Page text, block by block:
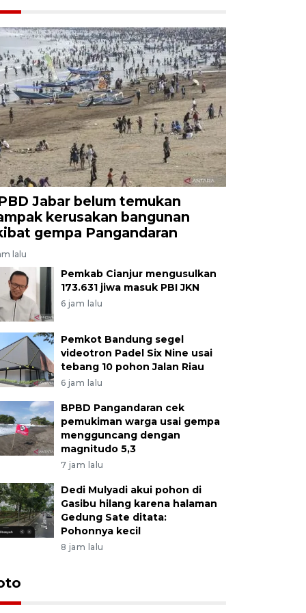
Jabar belum temukan
kerusakan bangunan
gempa Pangandaran
lalu
Pemkab Cianjur mengusulkan
173.631 jiwa masuk PBI JKN
6 jam lalu
Pemkot Bandung segel
videotron Padel Six Nine usai
tebang 10 pohon Jalan Riau
6 jam lalu
BPBD Pangandaran cek
pemukiman warga usai gempa
mengguncang dengan
magnitudo 5,3
7 jam lalu
Dedi Mulyadi akui pohon di
Gasibu hilang karena halaman
Gedung Sate ditata:
Pohonnya kecil
8 jam lalu